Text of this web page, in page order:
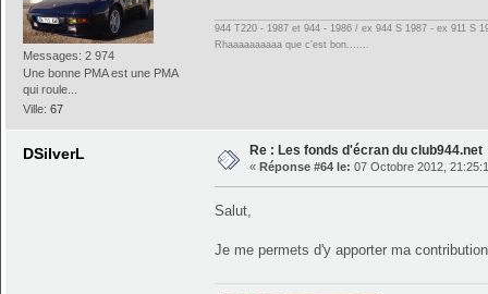
Messages: 2 974
Une bonne PMA est une PMA
qui roule...
Ville:67
944 T220 - 1987 et 944 - 1986 / ex 944 S 1987 - ex 911 S
Rhaaaaaaaaaa que c'est bon.......
DSilverL Re : Les fonds d'écran du club944.net
« Réponse #64 le: 07 Octobre 2012,
Salut,
Je me permets d'y apporter ma